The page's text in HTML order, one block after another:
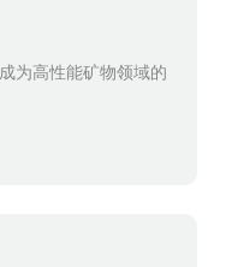
为高性能矿物领域的